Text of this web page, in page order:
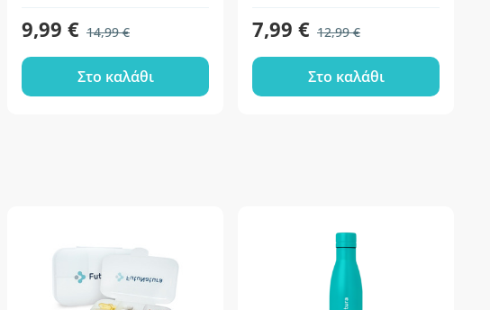
9,99 € 14,99 €
Στο καλάθι
7,99 € 12,99 €
Στο καλάθι